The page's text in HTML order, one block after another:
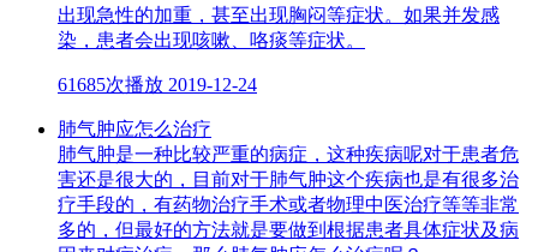
出现急性的加重，甚至出现胸闷等症状。如果并发感
染，患者会出现咳嗽、咯痰等症状。
61685次播放 2019-12-24
肺气肿应怎么治疗
肺气肿是一种比较严重的病症，这种疾病呢对于患者危
害还是很大的，目前对于肺气肿这个疾病也是有很多治
疗手段的，有药物治疗手术或者物理中医治疗等等非常
多的，但最好的方法就是要做到根据患者具体症状及病